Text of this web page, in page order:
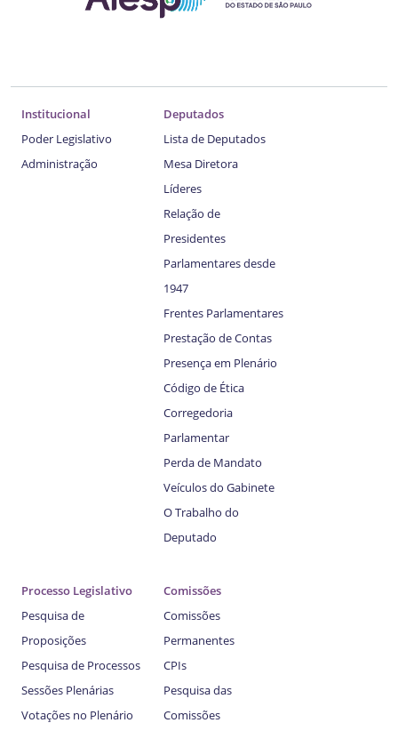
Institucional
Poder Legislativo
Administração
Deputados
Lista de Deputados
Mesa Diretora
Líderes
Relação de
Presidentes
Parlamentares desde
1947
Frentes Parlamentares
Prestação de Contas
Presença em Plenário
Código de Ética
Corregedoria
Parlamentar
Perda de Mandato
Veículos do Gabinete
O Trabalho do
Deputado
Processo Legislativo
Pesquisa de
Proposições
Pesquisa de Processos
Sessões Plenárias
Votações no Plenário
Comissões
Comissões
Permanentes
CPIs
Pesquisa das
Comissões